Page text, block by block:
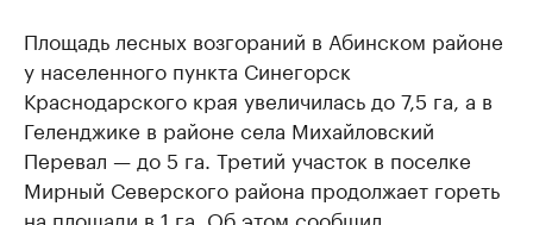
Площадь лесных возгораний в Абинском районе
у населенного пункта Синегорск
Краснодарского края увеличилась до 7,5 га, а в
Геленджике в районе села Михайловский
Перевал — до 5 га. Третий участок в поселке
Мирный Северского района продолжает гореть
на площади в 1 га. Об этом сообщил